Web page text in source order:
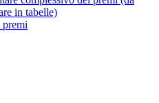
in tabelle)